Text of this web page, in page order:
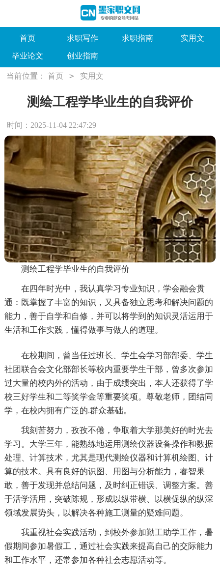
首页 求职写作 求职指南 实用文
毕业论文 创业指南
当前位置： 首页 > 实用文
测绘工程学毕业生的自我评价
时间：2025-11-04 22:47:29
测绘工程学毕业生的自我评价
在四年时光中，我认真学习专业知识，学会融会贯
通：既掌握了丰富的知识，又具备独立思考和解决问题的
能力，善于自学和自修，并可以将学到的知识灵活运用于
生活和工作实践，懂得做事与做人的道理。
在校期间，曾当任过班长、学生会学习部部委、学生
社团联合会文化部部长等校内重要学生干部，曾多次参加
过大量的校内外的活动，由于成绩突出，本人还获得了学
校三好学生和二等奖学金等重要奖项。尊敬老师，团结同
学，在校内拥有广泛的.群众基础。
我刻苦努力，孜孜不倦，争取着大学那美好的时光去
学习。大学三年，能熟练地运用测绘仪器设备操作和数据
处理、计算技术，尤其是现代测绘仪器和计算机绘图、计
算的技术。具有良好的识图、用图与分析能力，睿智果
敢，善于发现并总结问题，及时纠正错误、调整方案。善
于活学活用，突破陈规，形成以纵带横、以横促纵的纵深
领域发展势头，以解决各种施工测量的疑难问题。
我重视社会实践活动，到校外参加勤工助学工作，暑
假期间参加暑假工，通过社会实践来提高自己的交际能力
和工作水平，还常参加各种社会志愿活动等。